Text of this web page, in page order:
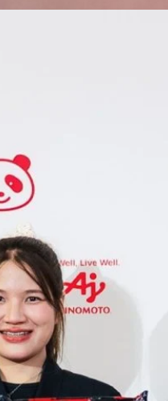
by “AminoScience” ร่วมเปิดเ
เทคโนโลยีทางอาหาร และข้อมู
ระเทศไทย ซึ่งมีมูลค่ามากกว่า
ศ (GDP) กลุ่มธุรกิจเทคโนโลยีแล
& Well-beingAminoScience